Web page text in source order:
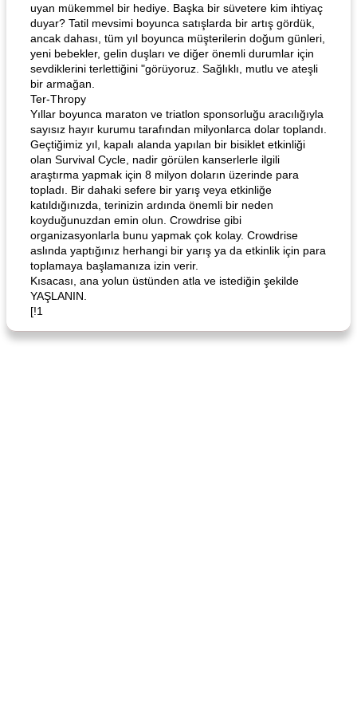
uyan mükemmel bir hediye. Başka bir süvetere kim ihtiyaç
duyar? Tatil mevsimi boyunca satışlarda bir artış gördük,
ancak dahası, tüm yıl boyunca müşterilerin doğum günleri,
yeni bebekler, gelin duşları ve diğer önemli durumlar için
sevdiklerini terlettiğini "görüyoruz. Sağlıklı, mutlu ve ateşli
bir armağan.
Ter-Thropy
Yıllar boyunca maraton ve triatlon sponsorluğu aracılığıyla
sayısız hayır kurumu tarafından milyonlarca dolar toplandı.
Geçtiğimiz yıl, kapalı alanda yapılan bir bisiklet etkinliği
olan Survival Cycle, nadir görülen kanserlerle ilgili
araştırma yapmak için 8 milyon doların üzerinde para
topladı. Bir dahaki sefere bir yarış veya etkinliğe
katıldığınızda, terinizin ardında önemli bir neden
koyduğunuzdan emin olun. Crowdrise gibi
organizasyonlarla bunu yapmak çok kolay. Crowdrise
aslında yaptığınız herhangi bir yarış ya da etkinlik için para
toplamaya başlamanıza izin verir.
Kısacası, ana yolun üstünden atla ve istediğin şekilde
YAŞLANIN.
[!1